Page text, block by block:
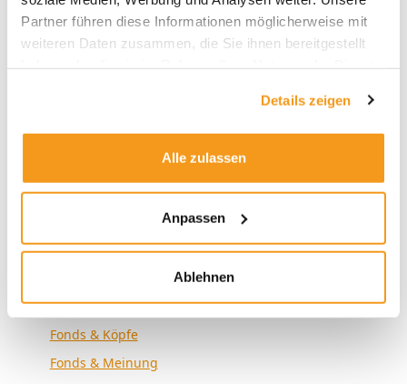
Partner führen diese Informationen möglicherweise mit
weiteren Daten zusammen, die Sie ihnen bereitgestellt
Details zeigen
Alle zulassen
Anpassen
Ablehnen
Allgemein
Envestor Academy
Envestor Know-how
Envestor Research
Fonds & Altersvorsorge
Fonds & Community
Fonds & Köpfe
Fonds & Meinung